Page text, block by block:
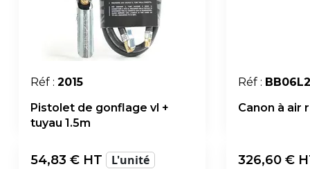
Réf : 2015
Pistolet de gonflage vl +
tuyau 1.5m
54,83 € HT L'unité
Réf : BB06L2
Canon à air
326,60 €